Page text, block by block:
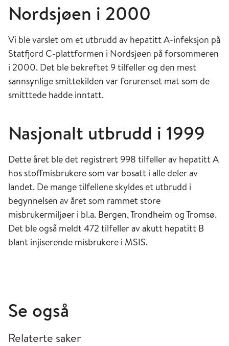
Nordsjøen i 2000
Vi ble varslet om et utbrudd av hepatitt A-infeksjon på
Statfjord C-plattformen i Nordsjøen på forsommeren
i 2000. Det ble bekreftet 9 tilfeller og den mest
sannsynlige smittekilden var forurenset mat som de
smitttede hadde inntatt.
Nasjonalt utbrudd i 1999
Dette året ble det registrert 998 tilfeller av hepatitt A
hos stoffmisbrukere som var bosatt i alle deler av
landet. De mange tilfellene skyldes et utbrudd i
begynnelsen av året som rammet store
misbrukermiljøer i bl.a. Bergen, Trondheim og Tromsø.
Det ble også meldt 472 tilfeller av akutt hepatitt B
blant injiserende misbrukere i MSIS.
Se også
Relaterte saker